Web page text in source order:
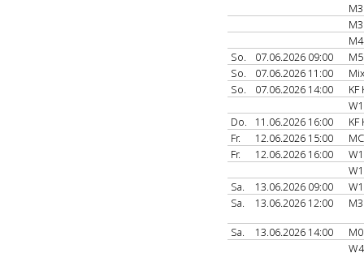
So.
07.06.2026 09:00
So.
07.06.2026 11:00
So.
07.06.2026 14:00
KF
Do.
11.06.2026 16:00
KF
Fr.
12.06.2026 15:00
Fr.
12.06.2026 16:00
Sa.
13.06.2026 09:00
Sa.
13.06.2026 12:00
Sa.
13.06.2026 14:00